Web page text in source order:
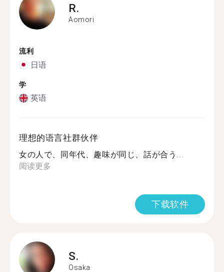
R.
Aomori
流利
日语
学
英语
理想的语言社群伙伴
女の人で、同年代、趣味が同じ、話が合う...
阅读更多
下载软件
S.
Osaka